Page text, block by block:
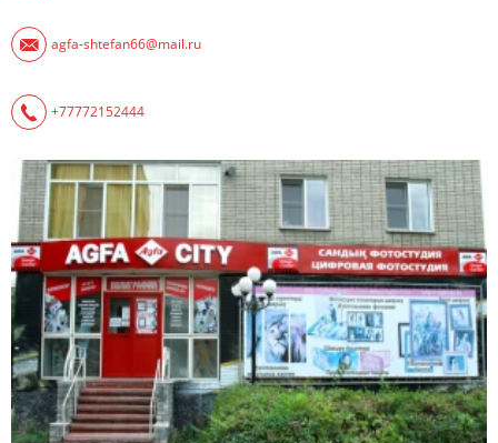
agfa-shtefan66@mail.ru
+77772152444